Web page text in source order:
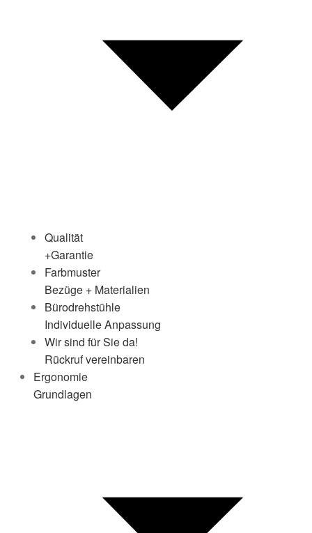
Qualität
+Garantie
Farbmuster
Bezüge + Materialien
Bürodrehstühle
Individuelle Anpassung
Wir sind für Sie da!
Rückruf vereinbaren
Ergonomie
Grundlagen